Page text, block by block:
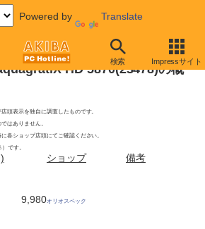
Powered by Translate
検索 Impressサイト
HD 5870(23478)の概
頭表示を独自に調査したものです。
はありません。
各ショップ店頭にてご確認ください。
です。
ショップ
備考
9,980オリオスペック